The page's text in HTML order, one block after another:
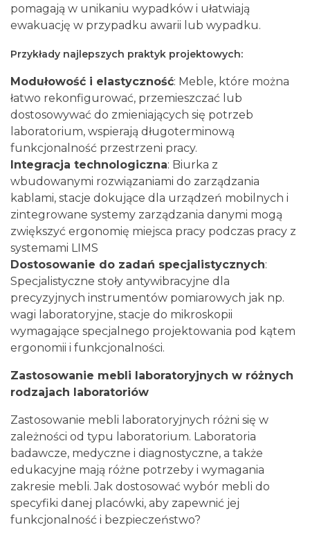
pomagają w unikaniu wypadków i ułatwiają
ewakuację w przypadku awarii lub wypadku.
Przykłady najlepszych praktyk projektowych:
Modułowość i elastyczność: Meble, które można
łatwo rekonfigurować, przemieszczać lub
dostosowywać do zmieniających się potrzeb
laboratorium, wspierają długoterminową
funkcjonalność przestrzeni pracy.
Integracja technologiczna: Biurka z
wbudowanymi rozwiązaniami do zarządzania
kablami, stacje dokujące dla urządzeń mobilnych i
zintegrowane systemy zarządzania danymi mogą
zwiększyć ergonomię miejsca pracy podczas pracy z
systemami LIMS
Dostosowanie do zadań specjalistycznych:
Specjalistyczne stoły antywibracyjne dla
precyzyjnych instrumentów pomiarowych jak np.
wagi laboratoryjne, stacje do mikroskopii
wymagające specjalnego projektowania pod kątem
ergonomii i funkcjonalności.
Zastosowanie mebli laboratoryjnych w różnych
rodzajach laboratoriów
Zastosowanie mebli laboratoryjnych różni się w
zależności od typu laboratorium. Laboratoria
badawcze, medyczne i diagnostyczne, a także
edukacyjne mają różne potrzeby i wymagania
zakresie mebli. Jak dostosować wybór mebli do
specyfiki danej placówki, aby zapewnić jej
funkcjonalność i bezpieczeństwo?